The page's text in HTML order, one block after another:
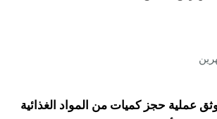
عملية حجز كميات من المواد الغذائية